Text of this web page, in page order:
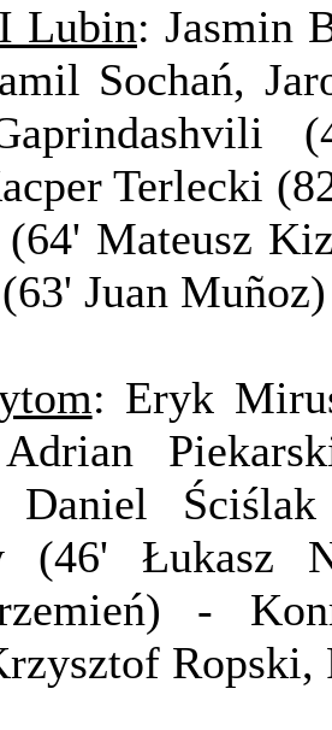
Lubin: Jasmin
Sochań,
Terlecki
Mateusz
Juan Muñoz)
: Eryk
(46' Łukasz
-